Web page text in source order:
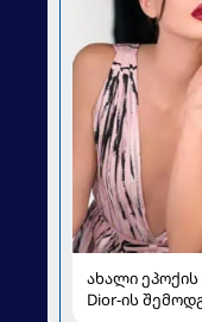
ახალი
Dior-ის